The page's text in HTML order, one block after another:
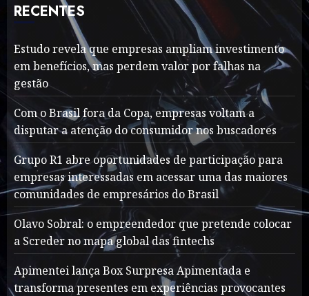
RECENTES
Estudo revela que empresas ampliam investimento
em benefícios, mas perdem valor por falhas na
gestão
Com o Brasil fora da Copa, empresas voltam a
disputar a atenção do consumidor nos buscadores
Grupo R1 abre oportunidades de participação para
empresas interessadas em acessar uma das maiores
comunidades de empresários do Brasil
Olavo Sobral: o empreendedor que pretende colocar
a Screder no mapa global das fintechs
Apimentei lança Box Surpresa Apimentada e
transforma presentes em experiências provocantes